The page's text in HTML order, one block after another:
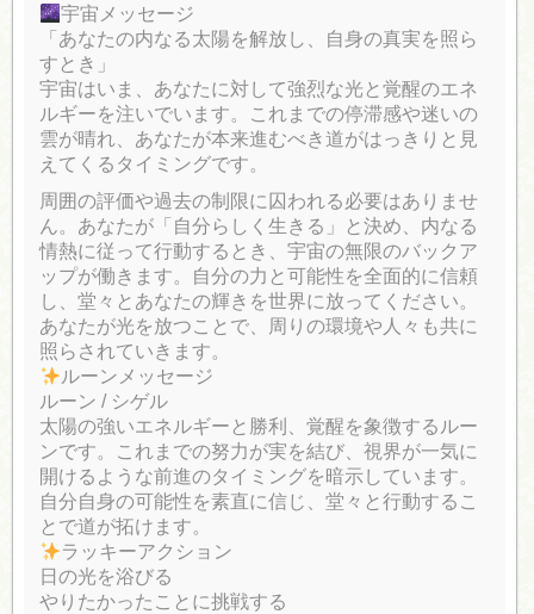
宇宙メッセージ
「あなたの内なる太陽を解放し、自身の真実を照ら
すとき」
宇宙はいま、あなたに対して強烈な光と覚醒のエネ
ルギーを注いでいます。これまでの停滞感や迷いの
雲が晴れ、あなたが本来進むべき道がはっきりと見
えてくるタイミングです。
周囲の評価や過去の制限に囚われる必要はありませ
ん。あなたが「自分らしく生きる」と決め、内なる
情熱に従って行動するとき、宇宙の無限のバックア
ップが働きます。自分の力と可能性を全面的に信頼
し、堂々とあなたの輝きを世界に放ってください。
あなたが光を放つことで、周りの環境や人々も共に
照らされていきます。
ルーンメッセージ
ルーン / シゲル
太陽の強いエネルギーと勝利、覚醒を象徴するルー
ンです。これまでの努力が実を結び、視界が一気に
開けるような前進のタイミングを暗示しています。
自分自身の可能性を素直に信じ、堂々と行動するこ
とで道が拓けます。
ラッキーアクション
日の光を浴びる
やりたかったことに挑戦する